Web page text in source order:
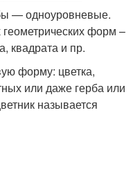
— одноуровневые.
форм –
квадрата и пр.
форму: цветка,
или даже герба или
называется